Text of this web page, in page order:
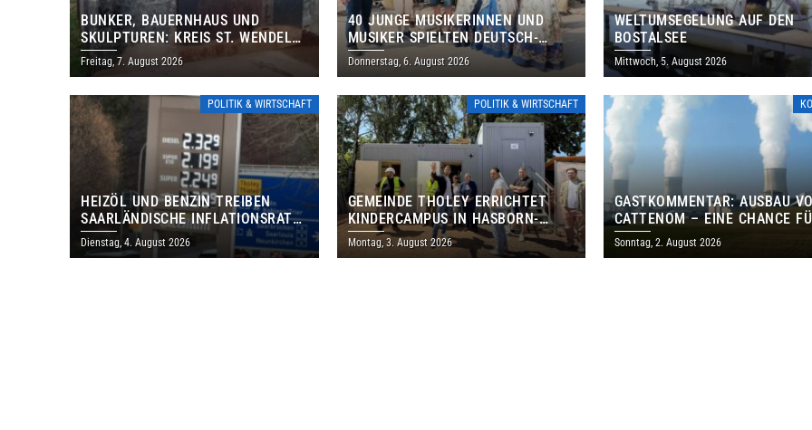
BUNKER, BAUERNHAUS UND
SKULPTUREN: KREIS ST. WENDEL
LÄDT ZUM TAG DES OFFENEN
DENKMALS EIN
Freitag, 7. August 2026
40 JUNGE MUSIKERINNEN UND
MUSIKER SPIELTEN DEUTSCH-
BRASILIANISCHES PROGRAMM IN
THOLEY
Donnerstag, 6. August 2026
WELTUMSEGELUNG AUF DEN
BOSTALSEE
Mittwoch, 5. August 2026
POLITIK & WIRTSCHAFT
HEIZÖL UND BENZIN TREIBEN
SAARLÄNDISCHE INFLATIONSRATE
IM JULI AUF 3,2 PROZENT
Dienstag, 4. August 2026
POLITIK & WIRTSCHAFT
GEMEINDE THOLEY ERRICHTET
KINDERCAMPUS IN HASBORN-
DAUTWEILER FÜR RUND 8,5 BIS 9
MILLIONEN EURO
Montag, 3. August 2026
GASTKOMMENTAR: AUSBAU
CATTENOM – EINE CHANCE
LOTHRINGEN UND DAS
Sonntag, 2. August 2026